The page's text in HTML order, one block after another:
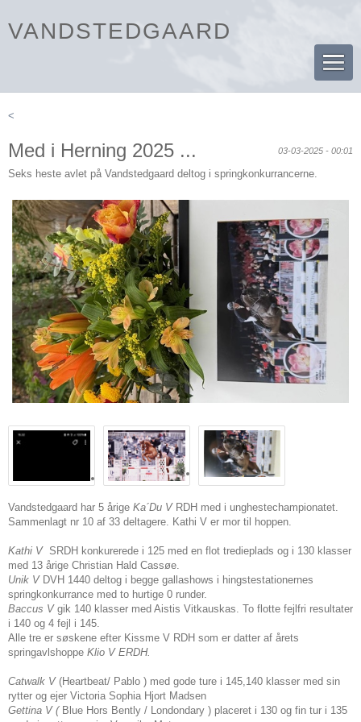
VANDSTEDGAARD
<
Med i Herning 2025 ... 03-03-2025 - 00:01
Seks heste avlet på Vandstedgaard deltog i springkonkurrancerne.
Vandstedgaard har 5 årige Ka´Du VRDH med i unghestechampionatet.
Sammenlagt nr 10 af 33 deltagere. Kathi V er mor til hoppen.
Kathi V SRDH konkurerede i 125 med en flot tredieplads og i 130 klasser
med 13 årige Christian Hald Cassøe.
Unik VDVH 1440 deltog i begge gallashows i hingstestationernes
springkonkurrance med to hurtige 0 runder.
Baccus Vgik 140 klasser med Aistis Vitkauskas. To flotte fejlfri resultater
i 140 og 4 fejl i 145.
Alle tre er søskene efter Kissme V RDH som er datter af årets
springavlshoppe Klio V ERDH.
Catwalk V (Heartbeat/ Pablo ) med gode ture i 145,140 klasser med sin
rytter og ejer Victoria Sophia Hjort Madsen
Gettina V (Blue Hors Bently / Londondary ) placeret i 130 og fin tur i 135